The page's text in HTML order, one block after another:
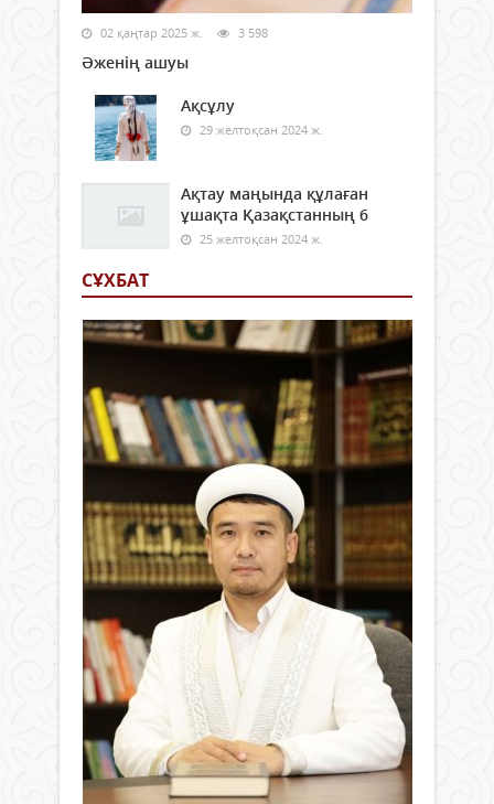
02 қаңтар 2025 ж. 3 598
Әженің ашуы
Ақсұлу
29 желтоқсан 2024 ж.
Ақтау маңында құлаған
ұшақта Қазақстанның 6
25 желтоқсан 2024 ж.
СҰХБАТ